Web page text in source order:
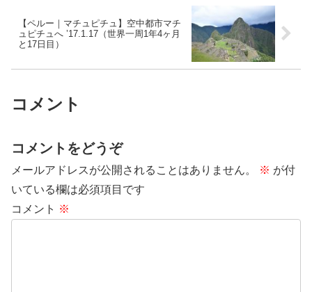
【ペルー｜マチュピチュ】空中都市マチ
ュピチュへ ’17.1.17（世界一周1年4ヶ月
と17日目）
コメント
コメントをどうぞ
メールアドレスが公開されることはありません。 ※ が付
いている欄は必須項目です
コメント ※